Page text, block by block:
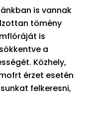
is vannak
tömény
is
a
Közhely,
érzet esetén
felkeresni,